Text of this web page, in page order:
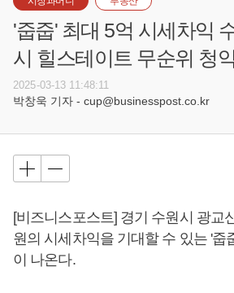
'줍줍' 최대 5억 시세차익
시 힐스테이트 무순위 청
2025-03-13 11:48:11
박창욱 기자 - cup@businesspost.co.kr
[비즈니스포스트] 경기 수원시 광교
원의 시세차익을 기대할 수 있는 '줍
이 나온다.